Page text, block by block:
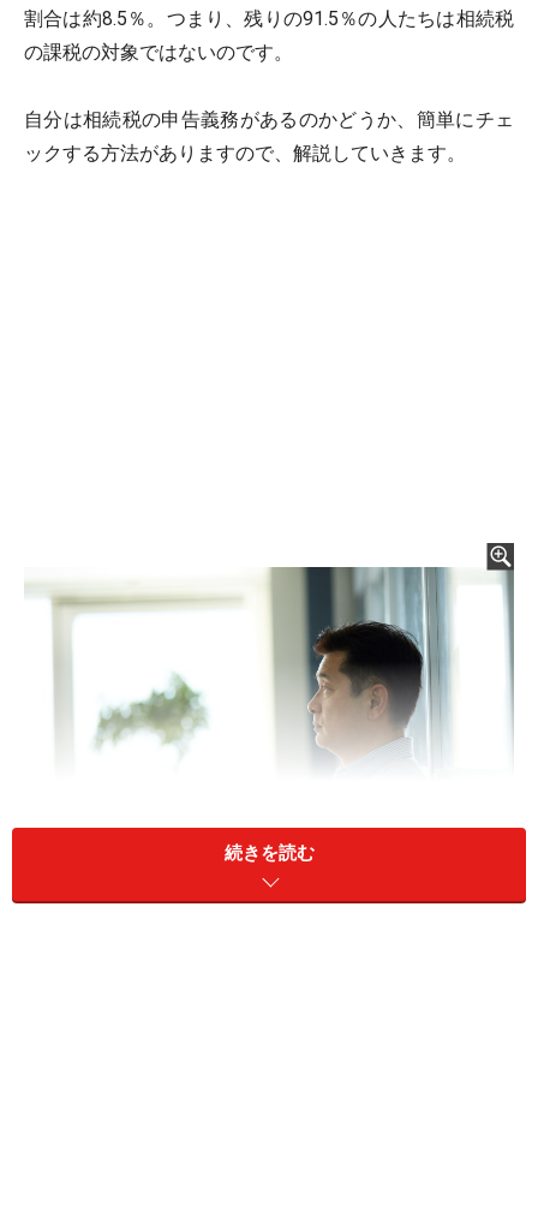
割合は約8.5％。つまり、残りの91.5％の人たちは相続税
の課税の対象ではないのです。
自分は相続税の申告義務があるのかどうか、簡単にチェ
ックする方法がありますので、解説していきます。
相続税を払う必要があるのか、調べてみませんか？
続きを読む